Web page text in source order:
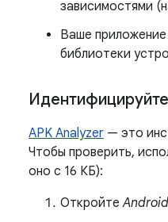
зависимостями
Ваше
библиотеки
APK Analyzer — это
Чтобы проверить,
оно с 16 КБ):
Откройте